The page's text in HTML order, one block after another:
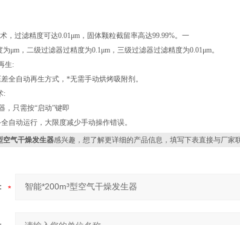
过滤精度可达0.01μm，固体颗粒截留率高达99.99%。一
，二级过滤器过精度为0.1μm，三级过滤器过滤精度为0.01μm。
生:
全自动再生方式，*无需手动烘烤吸附剂。
:
只需按“启动”键即
动运行，大限度减少手动操作错误。
空气干燥发生器感兴趣，想了解更详细的产品信息，填写下表直接与厂家